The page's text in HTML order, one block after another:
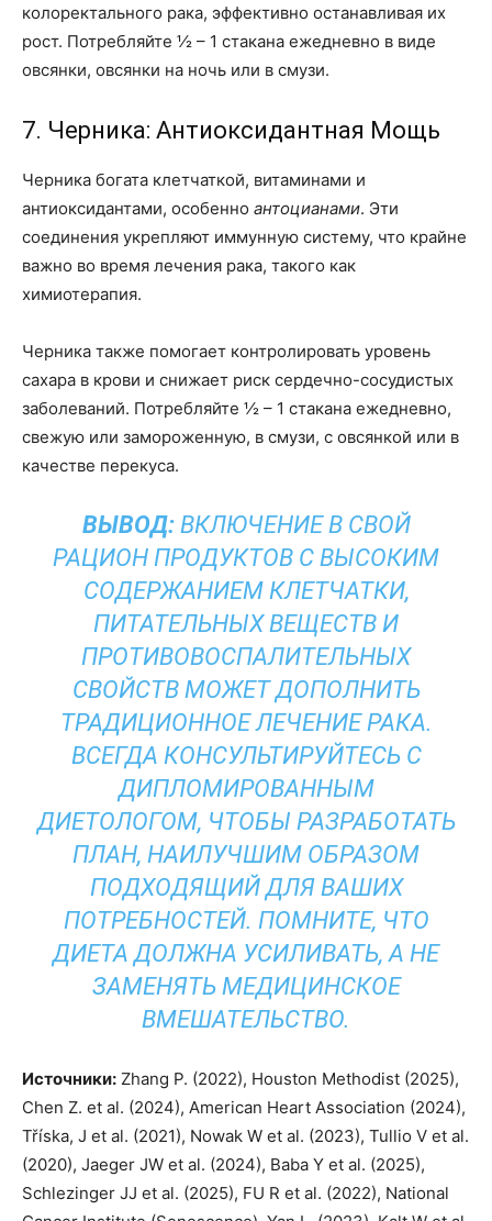
колоректального рака, эффективно останавливая их
рост. Потребляйте ½ – 1 стакана ежедневно в виде
овсянки, овсянки на ночь или в смузи.
7. Черника: Антиоксидантная Мощь
Черника богата клетчаткой, витаминами и
антиоксидантами, особенно антоцианами. Эти
соединения укрепляют иммунную систему, что крайне
важно во время лечения рака, такого как
химиотерапия.
Черника также помогает контролировать уровень
сахара в крови и снижает риск сердечно-сосудистых
заболеваний. Потребляйте ½ – 1 стакана ежедневно,
свежую или замороженную, в смузи, с овсянкой или в
качестве перекуса.
ВЫВОД:ВКЛЮЧЕНИЕ В СВОЙ
РАЦИОН ПРОДУКТОВ С ВЫСОКИМ
СОДЕРЖАНИЕМ КЛЕТЧАТКИ,
ПИТАТЕЛЬНЫХ ВЕЩЕСТВ И
ПРОТИВОВОСПАЛИТЕЛЬНЫХ
СВОЙСТВ МОЖЕТ ДОПОЛНИТЬ
ТРАДИЦИОННОЕ ЛЕЧЕНИЕ РАКА.
ВСЕГДА КОНСУЛЬТИРУЙТЕСЬ С
ДИПЛОМИРОВАННЫМ
ДИЕТОЛОГОМ, ЧТОБЫ РАЗРАБОТАТЬ
ПЛАН, НАИЛУЧШИМ ОБРАЗОМ
ПОДХОДЯЩИЙ ДЛЯ ВАШИХ
ПОТРЕБНОСТЕЙ. ПОМНИТЕ, ЧТО
ДИЕТА ДОЛЖНА УСИЛИВАТЬ, А НЕ
ЗАМЕНЯТЬ МЕДИЦИНСКОЕ
ВМЕШАТЕЛЬСТВО.
Источники: Zhang P. (2022), Houston Methodist (2025),
Chen Z. et al. (2024), American Heart Association (2024),
Tříska, J et al. (2021), Nowak W et al. (2023), Tullio V et al.
(2020), Jaeger JW et al. (2024), Baba Y et al. (2025),
Schlezinger JJ et al. (2025), FU R et al. (2022), National